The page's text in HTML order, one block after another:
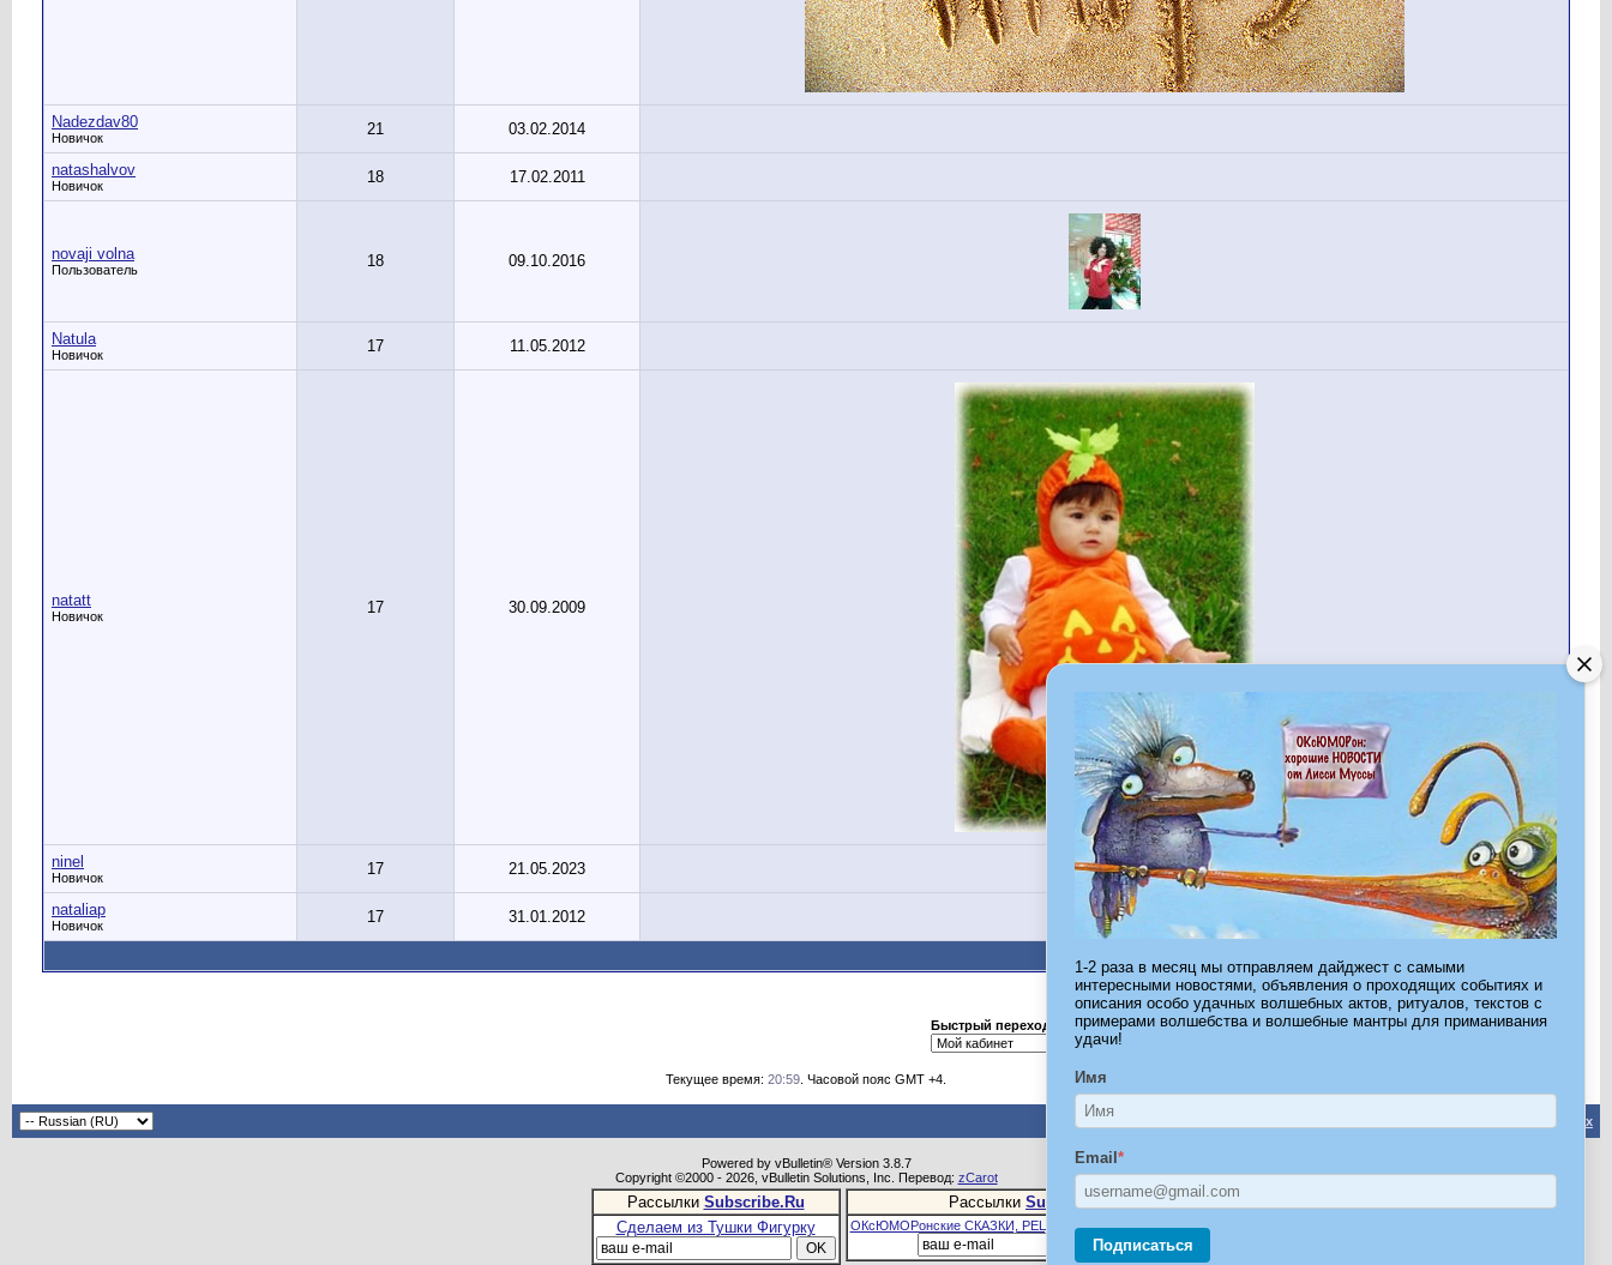
1-2 раза в месяц мы отправляем дайджест с самыми
интересными новостями, объявления о проходящих событиях и
описания особо удачных волшебных актов, ритуалов, текстов с
примерами волшебства и волшебные мантры для приманивания
удачи!
Имя
Email *
Подписаться
Nadezdav80
Новичок 21 03.02.2014
natashalvov
Новичок 18 17.02.2011
novaji volna
Пользователь 18 09.10.2016
Natula
Новичок 17 11.05.2012
natatt
Новичок 17 30.09.2009
ninel
Новичок 17 21.05.2023
nataliap
Новичок 17 31.01.2012
Страница 1 из 29 1 2 3 11 > Последняя »
Быстрый переход
Текущее время: 20:59 . Часовой пояс GMT +4.
Вверх
Powered by vBulletin® Version 3.8.7
Copyright ©2000 - 2026, vBulletin Solutions, Inc. Перевод: zCarot
Рассылки Subscribe.Ru
Сделаем из Тушки Фигурку
Рассылки Subscribe.Ru
ОКсЮМОРонские СКАЗКИ, РЕЦЕПТЫ И ШТУЧКИ ДЛЯ ВСЕХ